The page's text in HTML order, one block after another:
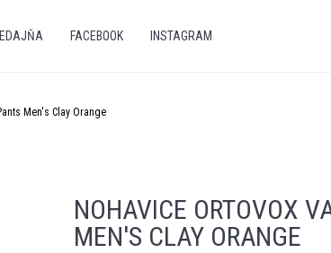
FACEBOOK INSTAGRAM
Men's Clay Orange
NOHAVICE ORTOVOX
MEN'S CLAY ORANGE